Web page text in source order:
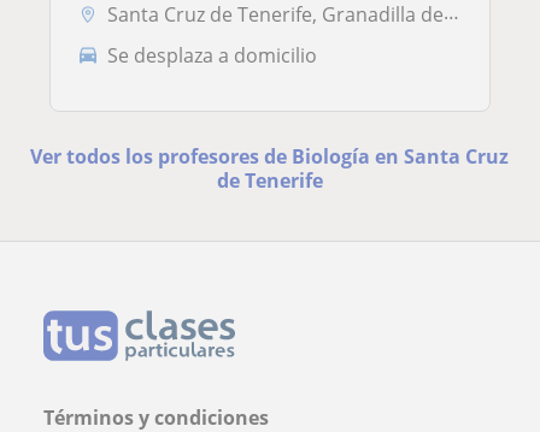
Santa Cruz de Tenerife, Granadilla de Abona, San Miguel de Abona
Se desplaza a domicilio
Ver todos los profesores de Biología en Santa Cruz
de Tenerife
Términos y condiciones